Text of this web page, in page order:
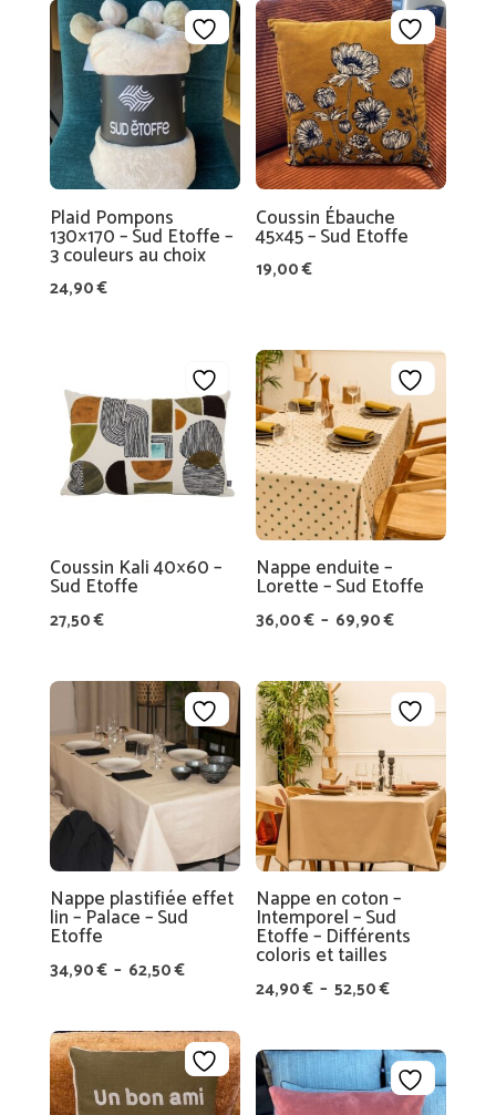
Plaid Pompons
130×170 – Sud Etoffe –
3 couleurs au choix
24,90€
Coussin Ébauche
45×45 – Sud Etoffe
19,00€
Coussin Kali 40×60 –
Sud Etoffe
27,50€
Nappe enduite –
Lorette – Sud Etoffe
36,00€ – 69,90€Plage
prix :
36,00 €
à
69,90 €
Nappe plastifiée effet
lin – Palace – Sud
Etoffe
34,90€ – 62,50€Plage
prix :
34,90 €
à
Nappe en coton –
Intemporel – Sud
Etoffe – Différents
coloris et tailles
24,90€ – 52,50€Plage
prix :
24,90 €
à